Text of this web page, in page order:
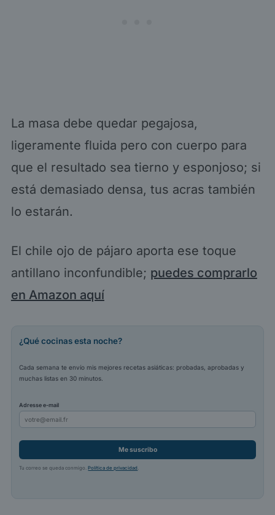
La masa debe quedar pegajosa,
ligeramente fluida pero con cuerpo para
que el resultado sea tierno y esponjoso; si
está demasiado densa, tus acras también
lo estarán.
El chile ojo de pájaro aporta ese toque
antillano inconfundible; puedes comprarlo
en Amazon aquí
¿Qué cocinas esta noche?
Cada semana te envío mis mejores recetas asiáticas: probadas, aprobadas y
muchas listas en 30 minutos.
Adresse e-mail
Me suscribo
Tu correo se queda conmigo.Política de privacidad.